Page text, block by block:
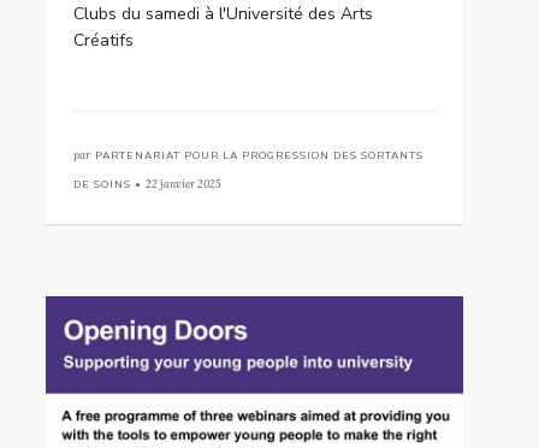
Clubs du samedi à l'Université des Arts
Créatifs
par PARTENARIAT POUR LA PROGRESSION DES SORTANTS
DE SOINS • 22 janvier 2025